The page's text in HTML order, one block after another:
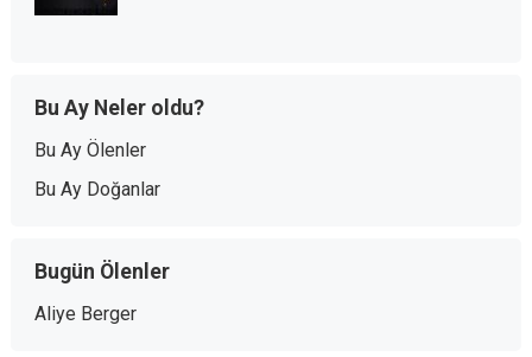
Bu Ay Neler oldu?
Bu Ay Ölenler
Bu Ay Doğanlar
Bugün Ölenler
Aliye Berger